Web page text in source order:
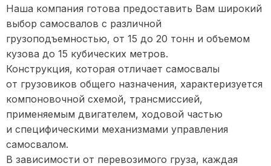
Наша компания готова предоставить Вам широкий
выбор самосвалов с различной
грузоподъемностью, от 15 до 20 тонн и объемом
кузова до 15 кубических метров.
Конструкция, которая отличает самосвалы
от грузовиков общего назначения, характеризуется
компоновочной схемой, трансмиссией,
применяемым двигателем, ходовой частью
и специфическими механизмами управления
самосвалом.
В зависимости от перевозимого груза, каждая